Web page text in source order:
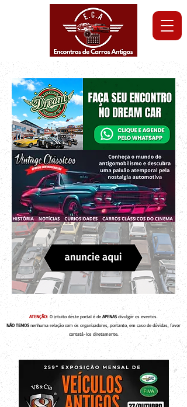
ATENÇÃO: O intuito deste portal é de APENAS divulgar os eventos.
NÃO TEMOS nenhuma relação com os organizadores, portanto, em caso de dúvidas, favor
contatá-los diretamente.